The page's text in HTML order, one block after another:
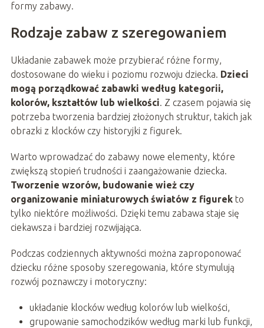
formy zabawy.
Rodzaje zabaw z szeregowaniem
Układanie zabawek może przybierać różne formy,
dostosowane do wieku i poziomu rozwoju dziecka. Dzieci
mogą porządkować zabawki według kategorii,
kolorów, kształtów lub wielkości. Z czasem pojawia się
potrzeba tworzenia bardziej złożonych struktur, takich jak
obrazki z klocków czy historyjki z figurek.
Warto wprowadzać do zabawy nowe elementy, które
zwiększą stopień trudności i zaangażowanie dziecka.
Tworzenie wzorów, budowanie wież czy
organizowanie miniaturowych światów z figurekto
tylko niektóre możliwości. Dzięki temu zabawa staje się
ciekawsza i bardziej rozwijająca.
Podczas codziennych aktywności można zaproponować
dziecku różne sposoby szeregowania, które stymulują
rozwój poznawczy i motoryczny:
układanie klocków według kolorów lub wielkości,
grupowanie samochodzików według marki lub funkcji,